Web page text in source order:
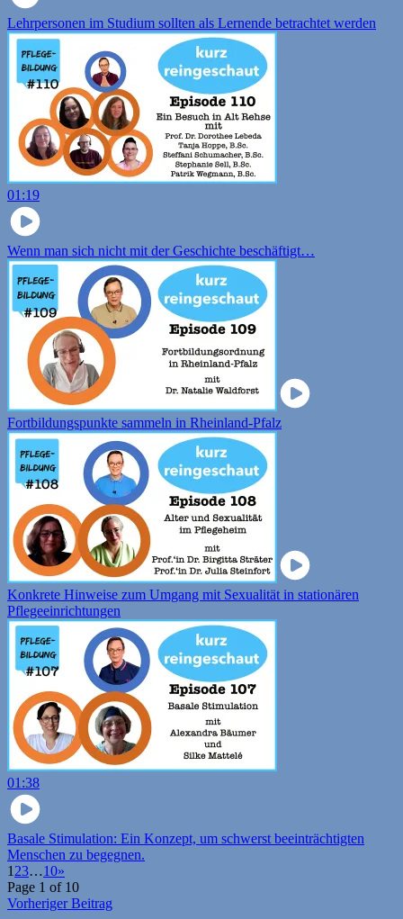
Lehrpersonen im Studium sollten als Lernende betrachtet werden
01:19
Wenn man sich nicht mit der Geschichte beschäftigt…
Fortbildungspunkte sammeln in Rheinland-Pfalz
Konkrete Hinweise zum Umgang mit Sexualität in stationären
Pflegeeinrichtungen
01:38
Basale Stimulation: Ein Konzept, um schwerst beeinträchtigten
Menschen zu begegnen.
1 23…10»
Page 1 of 10
Beitragsnavigation
Vorheriger Beitrag